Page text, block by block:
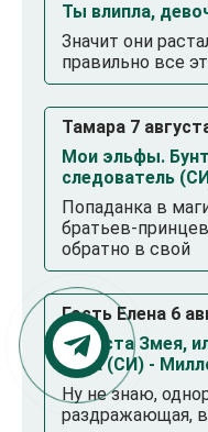
Ты влипла,
Значит они
правильно все
Тамара 7
Мои эльфы.
следователь
Попаданка в
братьев-
обратно в свой
Гость Елена 6
Невеста Змея,
Нага (СИ) -
Ну не знаю,
раздражающая,